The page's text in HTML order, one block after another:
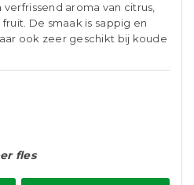
aroma van citrus,
De smaak is sappig en
ook zeer geschikt bij koude
fles